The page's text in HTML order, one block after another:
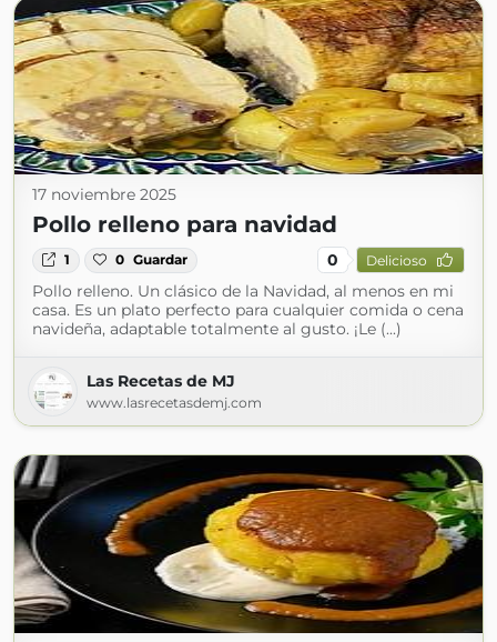
17 noviembre 2025
Pollo relleno para navidad
1 0 Guardar 0 Delicioso
Pollo relleno. Un clásico de la Navidad, al menos en mi
casa. Es un plato perfecto para cualquier comida o cena
navideña, adaptable totalmente al gusto. ¡Le (...)
Las Recetas de MJ
www.lasrecetasdemj.com